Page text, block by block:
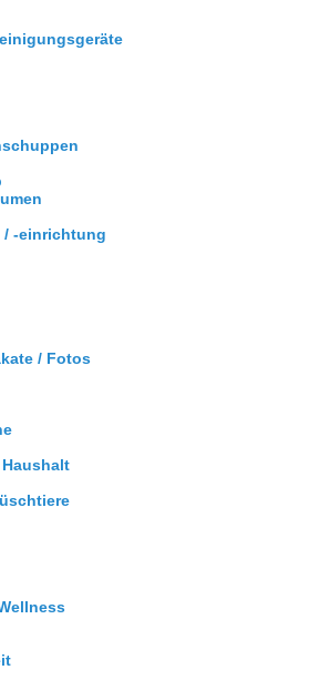
-einrichtung
/ Fotos